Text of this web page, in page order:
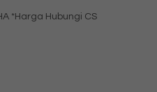
*Harga Hubungi CS